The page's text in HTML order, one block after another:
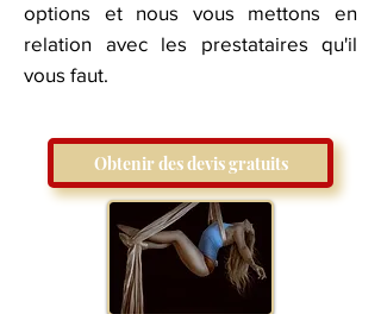
options et nous vous mettons en
relation avec les prestataires qu'il
vous faut.
Obtenir des devis gratuits